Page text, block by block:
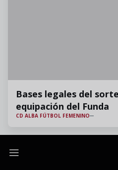
Bases legales del
equipación del Funda
CD ALBA FÚTBOL FEMENINO